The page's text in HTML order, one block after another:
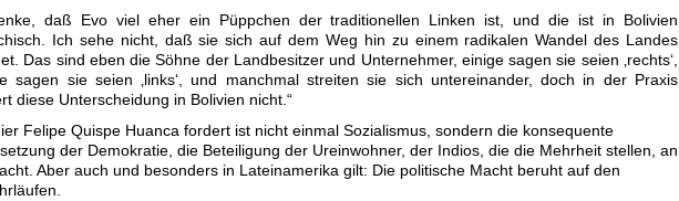
daß Evo viel eher ein Püppchen der traditionellen Linken ist, und die ist in Bolivien
Ich sehe nicht, daß sie sich auf dem Weg hin zu einem radikalen Wandel des Landes
Das sind eben die Söhne der Landbesitzer und Unternehmer, einige sagen sie seien ‚rechts‘,
sagen sie seien ‚links‘, und manchmal streiten sie sich untereinander, doch in der Praxis
diese Unterscheidung in Bolivien nicht.“
Felipe Quispe Huanca fordert ist nicht einmal Sozialismus, sondern die konsequente
der Demokratie, die Beteiligung der Ureinwohner, der Indios, die die Mehrheit stellen, an
Aber auch und besonders in Lateinamerika gilt: Die politische Macht beruht auf den